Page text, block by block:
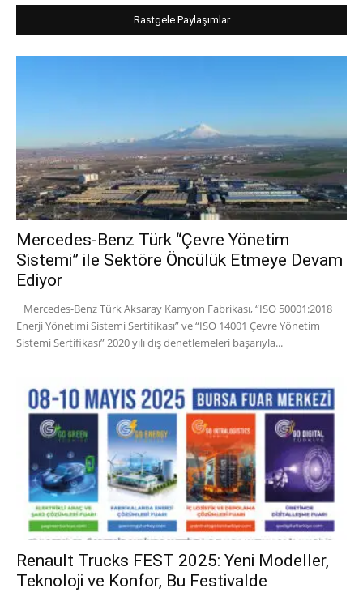
Rastgele Paylaşımlar
Mercedes-Benz Türk “Çevre Yönetim
Sistemi” ile Sektöre Öncülük Etmeye Devam
Ediyor
Mercedes-Benz Türk Aksaray Kamyon Fabrikası, “ISO 50001:2018
Enerji Yönetimi Sistemi Sertifikası” ve “ISO 14001 Çevre Yönetim
Sistemi Sertifikası” 2020 yılı dış denetlemeleri başarıyla...
Renault Trucks FEST 2025: Yeni Modeller,
Teknoloji ve Konfor, Bu Festivalde